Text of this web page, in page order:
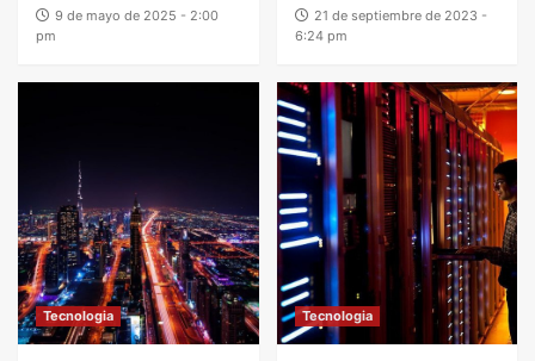
9 de mayo de 2025 - 2:00
pm
21 de septiembre de 2023 -
6:24 pm
Tecnologia Tecnologia